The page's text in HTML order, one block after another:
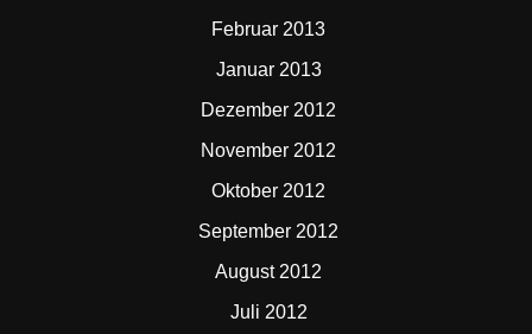
Februar 2013
Januar 2013
Dezember 2012
November 2012
Oktober 2012
September 2012
August 2012
Juli 2012